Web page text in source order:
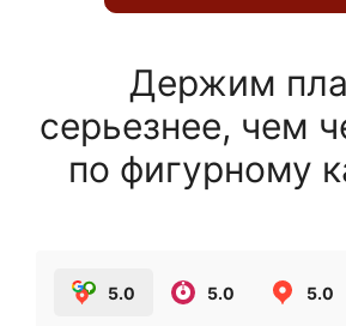
Держим
серьезнее, чем
по фигурному
5.0 5.0 5.0